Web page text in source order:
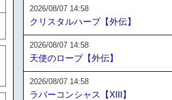
2026/08/07 14:58
クリスタルハープ【外伝】
2026/08/07 14:58
天使のローブ【外伝】
2026/08/07 14:58
ラバーコンシャス【XIII】